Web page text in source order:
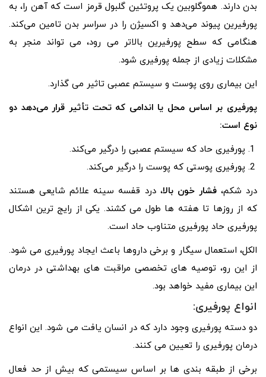
بدن دارند. هموگلوبین یک پروتئین گلبول قرمز است که آهن را، به
پورفیرین پیوند می‌دهد و اکسیژن را در سراسر بدن تامین می‌کند.
هنگامی که سطح پورفیرین بالاتر می رود، می تواند منجر به
مشکلات زیادی از جمله پورفیری شود.
این بیماری روی پوست و سیستم عصبی تاثیر می گذارد.
پورفیری بر اساس محل یا اندامی که تحت تأثیر قرار می‌دهد دو
نوع است:
پورفیری حاد که سیستم عصبی را درگیر می‌کند.
پورفیری پوستی که پوست را درگیر می‌کند.
درد شکم،فشار خون بالا، درد قفسه سینه علائم شایعی هستند
که از روزها تا هفته ها طول می کشند. یکی از رایج ترین اشکال
پورفیری حاد پورفیری متناوب حاد است.
الکل، استعمال سیگار و برخی داروها باعث ایجاد پورفیری می شود.
از این رو، توصیه های تخصصی مراقبت های بهداشتی در درمان
این بیماری مفید خواهد بود.
انواع پورفیری:
دو دسته پورفیری وجود دارد که در انسان یافت می شود. این انواع
درمان پورفیری را تعیین می کنند.
برخی از طبقه بندی ها بر اساس سیستمی که بیش از حد فعال